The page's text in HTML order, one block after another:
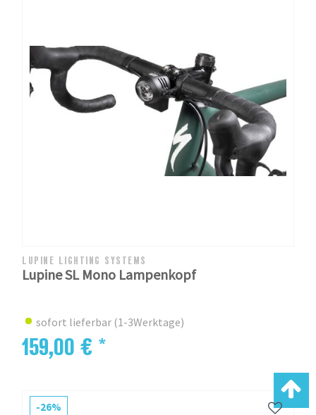
LUPINE LIGHTING SYSTEMS
Lupine SL Mono Lampenkopf
sofort lieferbar (1-3Werktage)
159,00 € *
-26%